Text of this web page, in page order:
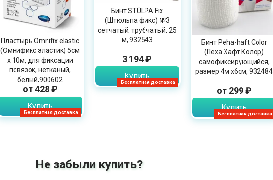
Бесплатная доставка
Пластырь Omnifix elastic
(Омнификс эластик) 5см
х 10м, для фиксации
повязок, нетканый,
белый,900602
от 428 ₽
Купить
Бесплатная доставка
Бинт STÜLPA Fix
(Штюльпа фикс) №3
сетчатый, трубчатый, 25
м, 932543
3 194 ₽
Купить
Бесплатная доставка
Бинт Peha-haft Color
(Пеха Хафт Колор)
самофиксирующийся,
размер 4м х6см, 932484
от 299 ₽
Купить
Не забыли купить?